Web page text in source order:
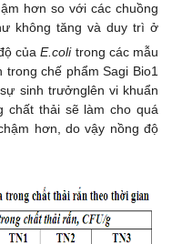
hơn so với các chuồng
không tăng và duy trì ở
củaE.coli trong các mẫu
chế phẩm Sagi Bio1
sinh trưởnglên vi khuẩn
chất thải sẽ làm cho quá
hơn, do vậy nồng độ